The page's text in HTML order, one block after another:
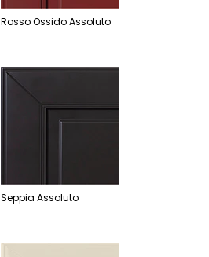
Rosso Ossido Assoluto
Seppia Assoluto